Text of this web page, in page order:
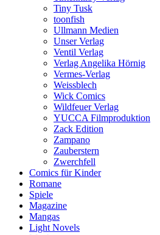
Tiny Tusk
toonfish
Ullmann Medien
Unser Verlag
Ventil Verlag
Verlag Angelika Hörnig
Vermes-Verlag
Weissblech
Wick Comics
Wildfeuer Verlag
YUCCA Filmproduktion
Zack Edition
Zampano
Zauberstern
Zwerchfell
Comics für Kinder
Romane
Spiele
Magazine
Mangas
Light Novels